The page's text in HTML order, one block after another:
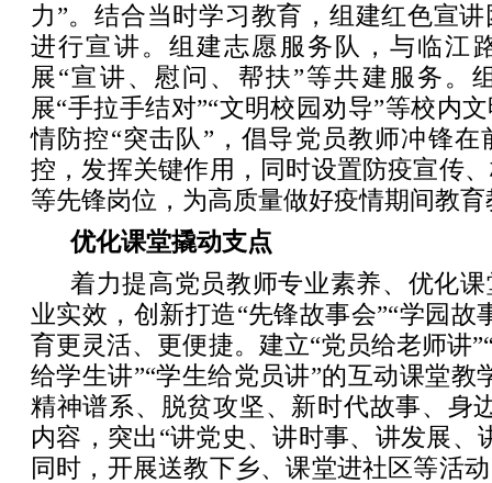
力”。结合当时学习教育，组建红色宣
进行宣讲。组建志愿服务队，与临江
展“宣讲、慰问、帮扶”等共建服务。
展“手拉手结对”“文明校园劝导”等校内
情防控“突击队”，倡导党员教师冲锋
控，发挥关键作用，同时设置防疫宣传
等先锋岗位，为高质量做好疫情期间教
优化课堂撬动支点
着力提高党员教师专业素养、优化
业实效，创新打造“先锋故事会”“学园故
育更灵活、更便捷。建立“党员给老师讲
给学生讲”“学生给党员讲”的互动课堂教
精神谱系、脱贫攻坚、新时代故事、身
内容，突出“讲党史、讲时事、讲发展、
同时，开展送教下乡、课堂进社区等活